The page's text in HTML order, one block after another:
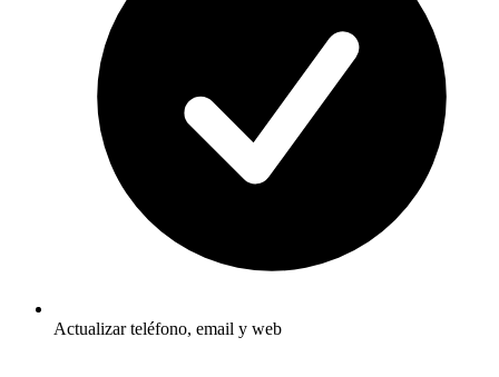
Actualizar teléfono, email y web